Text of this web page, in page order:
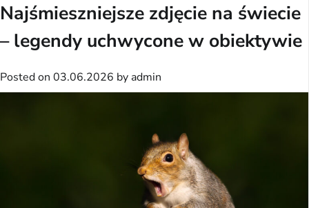
Najśmieszniejsze zdjęcie na świecie
– legendy uchwycone w obiektywie
Posted on 03.06.2026 by admin